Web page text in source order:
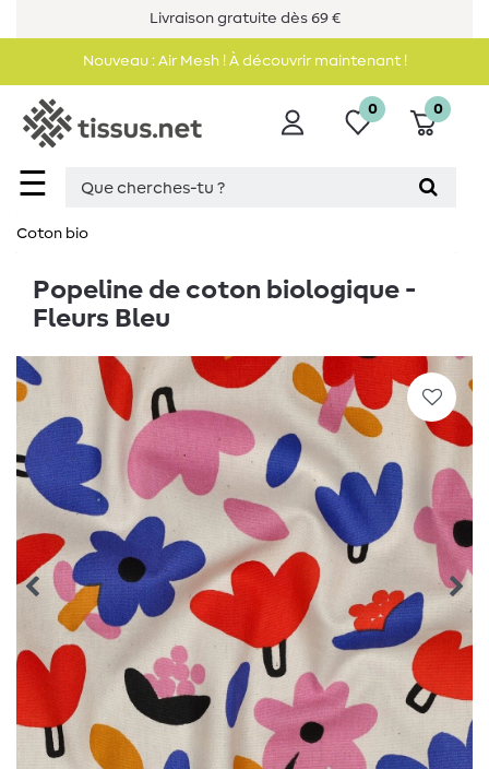
Livraison gratuite dès 69 €
Nouveau : Air Mesh ! À découvrir maintenant !
☰
0 0
Coton bio
Popeline de coton biologique -
Fleurs Bleu